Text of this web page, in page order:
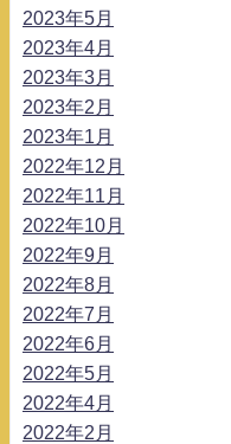
2023年5月
2023年4月
2023年3月
2023年2月
2023年1月
2022年12月
2022年11月
2022年10月
2022年9月
2022年8月
2022年7月
2022年6月
2022年5月
2022年4月
2022年2月